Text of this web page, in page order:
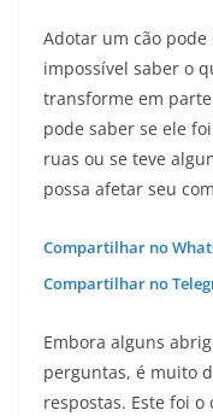
Adotar um cão pode
impossível saber o
transforme em
pode saber se ele
ruas ou se teve
possa afetar seu
Compartilhar no
Compartilhar no
Embora alguns
perguntas, é muito
respostas. Este foi